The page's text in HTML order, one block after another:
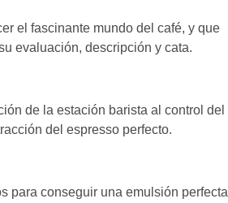
el fascinante mundo del café, y que
evaluación, descripción y cata.
de la estación barista al control del
del espresso perfecto.
para conseguir una emulsión perfecta